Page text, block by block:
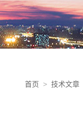
首页 > 技术文章